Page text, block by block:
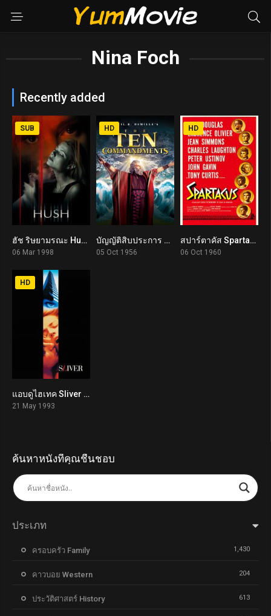
Nina Foch
Recently added
5.5
SUB
ฮัช ริษยามรณะ Hush (1998)
06 Mar 1998
7.9
HD
บัญญัติสิบประการ The Ten Commandments (1956)
05 Oct 1956
7.9
HD
สปาร์ตาคัส Spartacus (1960)
06 Oct 1960
5.0
HD
แอบดูไฮเทค Sliver (1993)
21 May 1993
ค้นหาหนังที่คุณชื่นชอบ
ประเภท
ครอบครัว Family 1,430
คาวบอย Western 204
ประวัติศาสตร์ History 613